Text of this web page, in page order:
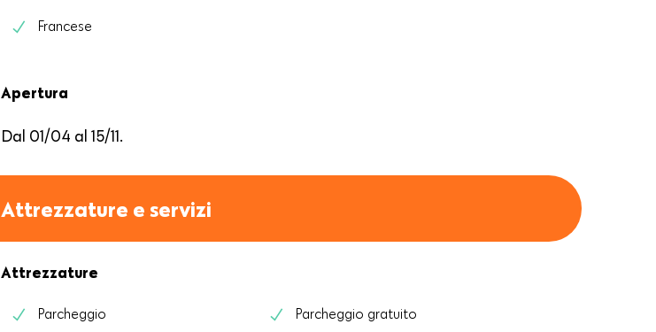
Francese
Apertura
Dal 01/04 al 15/11.
Attrezzature e servizi
Attrezzature
Parcheggio Parcheggio gratuito